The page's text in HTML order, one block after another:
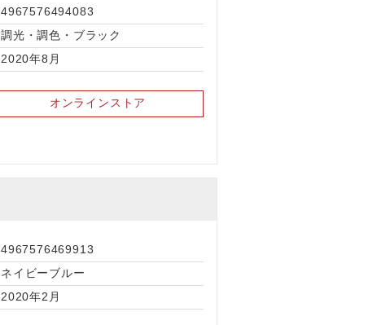
4967576494083
調光・調色・ブラック
2020年8月
オンラインストア
4967576469913
ネイビーブルー
2020年2月